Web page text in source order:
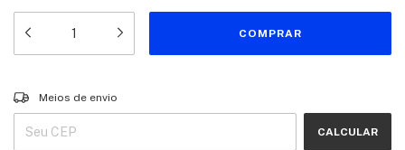
Entregas para o CEP:
Meios de envio
CALCULAR